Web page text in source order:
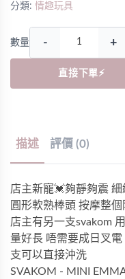
分類: 情趣玩具
數量 - +
直接下單⚡
描述 評價 (0)
店主新寵💓夠靜夠震
圓形軟熟棒頭 按摩整
店主有另一支svakom
量好長 唔需要成日叉
支可以直接沖洗
SVAKOM - MINI